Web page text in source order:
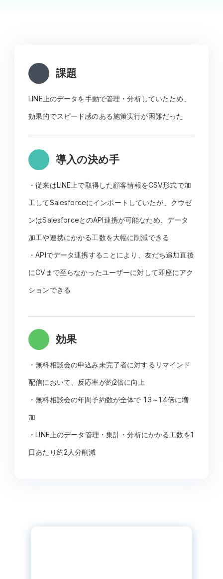
課題
LINE上のデータを手動で管理・分析していたため、
効果的でスピード感のある施策実行が困難だった
導入の決め手
・従来はLINE上で取得した顧客情報をCSV形式で加
工してSalesforceにインポートしていたが、クウゼ
ンはSalesforceとのAPI連携が可能なため、データ
加工や連携にかかる工数を大幅に削減できる
・APIでデータ連携することにより、友だち追加直後
にCVまで至らなかったユーザーに対して即座にアク
ションできる
効果
・無料相談会の申込み未完了者に対するリマインド
配信において、反応率が約2倍に向上
・無料相談会の年間予約数が全体で 1.3～1.4倍に増
加
・LINE上のデータ管理・集計・分析にかかる工数を1
日あたり約2人分削減